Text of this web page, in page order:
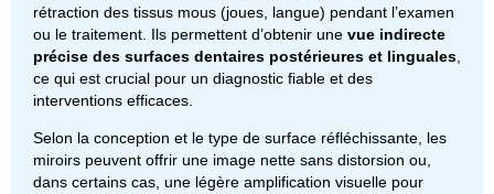
rétraction des tissus mous (joues, langue) pendant l’examen
ou le traitement. Ils permettent d’obtenir une vue indirecte
précise des surfaces dentaires postérieures et linguales
ce qui est crucial pour un diagnostic fiable et des
interventions efficaces.
Selon la conception et le type de surface réfléchissante, les
miroirs peuvent offrir une image nette sans distorsion ou,
dans certains cas, une légère amplification visuelle pour